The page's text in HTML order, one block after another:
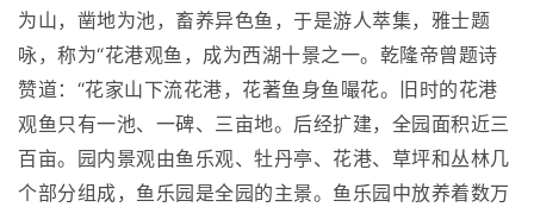
为山，凿地为池，畜养异色鱼，于是游人萃集，雅士题
咏，称为“花港观鱼，成为西湖十景之一。乾隆帝曾题诗
赞道：“花家山下流花港，花著鱼身鱼嘬花。旧时的花港
观鱼只有一池、一碑、三亩地。后经扩建，全园面积近三
百亩。园内景观由鱼乐观、牡丹亭、花港、草坪和丛林几
个部分组成，鱼乐园是全园的主景。鱼乐园中放养着数万